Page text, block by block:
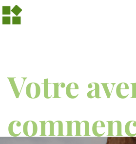
Votre